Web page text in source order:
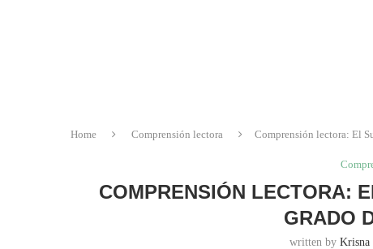
Home Comprensión lectora Comprensión lectora: El
COMPRENSIÓN LECTORA:
GRADO
written by Krisna